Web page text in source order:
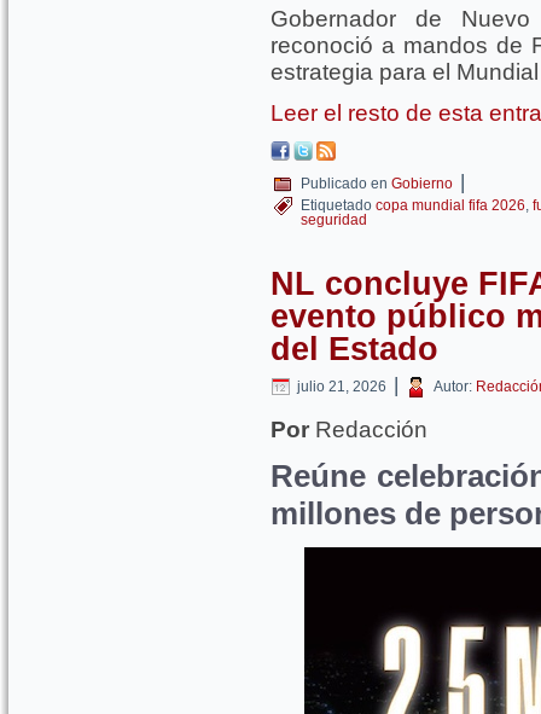
Gobernador de
reconoció a mandos de
estrategia para el
Leer el resto de esta
Publicado en Gobierno |
Etiquetado copa mundial fifa 2026,
seguridad
NL concluye
evento público
del Estado
julio 21, 2026 | Autor:
Por Redacción
Reúne
millones de